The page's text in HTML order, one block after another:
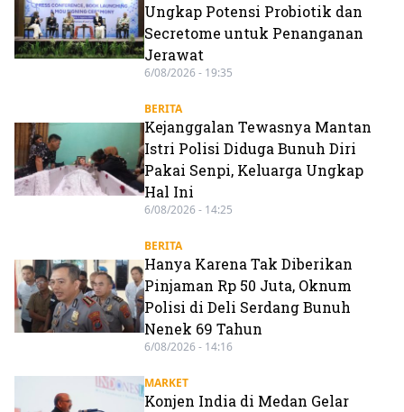
Ungkap Potensi Probiotik dan
Secretome untuk Penanganan
Jerawat
6/08/2026 - 19:35
BERITA
Kejanggalan Tewasnya Mantan
Istri Polisi Diduga Bunuh Diri
Pakai Senpi, Keluarga Ungkap
Hal Ini
6/08/2026 - 14:25
BERITA
Hanya Karena Tak Diberikan
Pinjaman Rp 50 Juta, Oknum
Polisi di Deli Serdang Bunuh
Nenek 69 Tahun
6/08/2026 - 14:16
MARKET
Konjen India di Medan Gelar